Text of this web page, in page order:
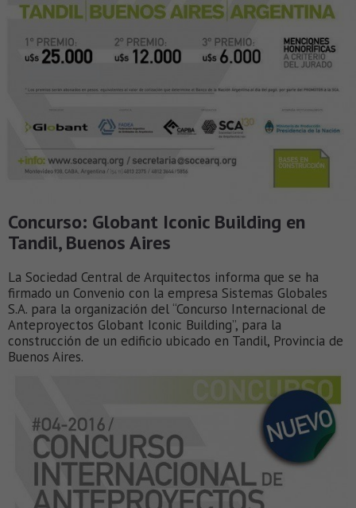
Concurso: Globant Iconic Building en
Tandil, Buenos Aires
La Sociedad Central de Arquitectos informa que se ha
firmado un Convenio con la empresa Sistemas Globales
S.A. para la organización del “Concurso Internacional de
Anteproyectos Globant Iconic Building”, para la
construcción de un edificio ubicado en Tandil, Provincia de
Buenos Aires.